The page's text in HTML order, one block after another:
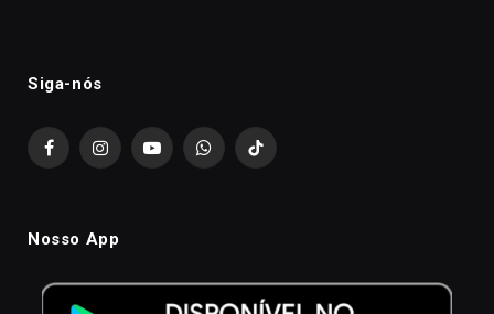
Siga-nós
FacebookInstagramYouTubeWhatsAppTikTok
Nosso App